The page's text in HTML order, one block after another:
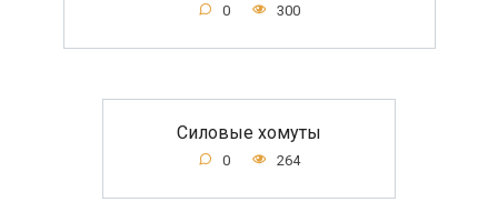
0 300
Силовые хомуты
0 264